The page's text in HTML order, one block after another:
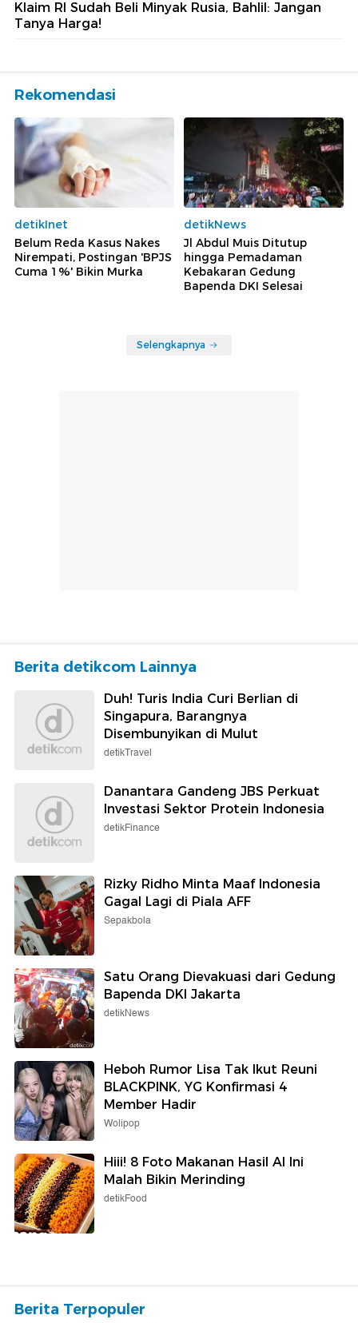
Klaim RI Sudah Beli Minyak Rusia, Bahlil: Jangan
Tanya Harga!
Rekomendasi
detikInet
Belum Reda Kasus Nakes
Nirempati, Postingan 'BPJS
Cuma 1%' Bikin Murka
detikNews
Jl Abdul Muis Ditutup
hingga Pemadaman
Kebakaran Gedung
Bapenda DKI Selesai
Selengkapnya
Berita detikcom Lainnya
Duh! Turis India Curi Berlian di
Singapura, Barangnya
Disembunyikan di Mulut
detikTravel
Danantara Gandeng JBS Perkuat
Investasi Sektor Protein Indonesia
detikFinance
Rizky Ridho Minta Maaf Indonesia
Gagal Lagi di Piala AFF
Sepakbola
Satu Orang Dievakuasi dari Gedung
Bapenda DKI Jakarta
detikNews
Heboh Rumor Lisa Tak Ikut Reuni
BLACKPINK, YG Konfirmasi 4
Member Hadir
Wolipop
Hiii! 8 Foto Makanan Hasil AI Ini
Malah Bikin Merinding
detikFood
Berita Terpopuler